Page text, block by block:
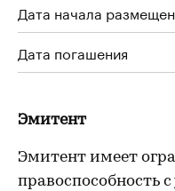
Дата начала
Дата погашения
Эмитент
Эмитент имеет
правоспособность